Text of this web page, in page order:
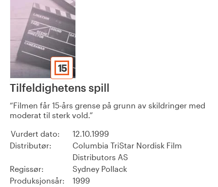
15
Tilfeldighetens spill
Filmen får 15-års grense på grunn av skildringer med
moderat til sterk vold.
Vurdert dato:
12.10.1999
Distributør:
Columbia TriStar Nordisk Film
Distributors AS
Regissør:
Sydney Pollack
Produksjonsår:
1999